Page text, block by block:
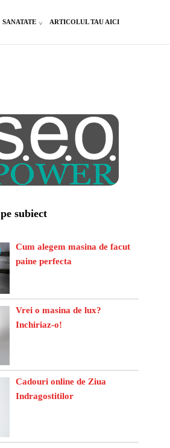
SANATATE ARTICOLUL TAU AICI
subiect
Cum alegem masina de facut
paine perfecta
Vrei o masina de lux?
Inchiriaz-o!
Cadouri online de Ziua
Indragostitilor